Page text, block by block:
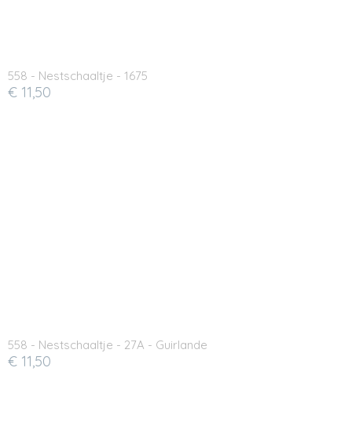
558 - Nestschaaltje - 1675
€ 11,50
558 - Nestschaaltje - 27A - Guirlande
€ 11,50